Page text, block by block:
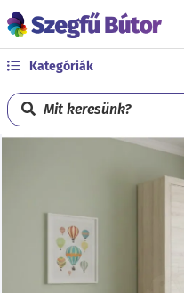
Kategóriák
Mit keresünk?